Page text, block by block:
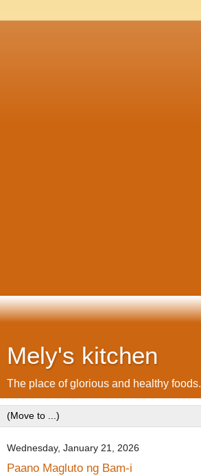
Mely's kitchen
The place of glorious and healthy foods.
Wednesday, January 21, 2026
Paano Magluto ng Bam-i